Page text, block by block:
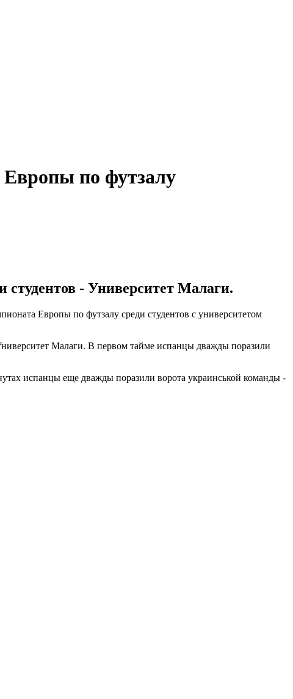
Европы по футзалу
- Университет Малаги.
Европы по футзалу среди студентов с университетом
Малаги. В первом тайме испанцы дважды поразили
испанцы еще дважды поразили ворота украинськой команды -